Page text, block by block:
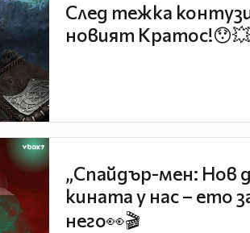
След тежка
новият Кратос!😯💥
„Спайдър-мен: Нов
кината у нас – ето
него👀🎬